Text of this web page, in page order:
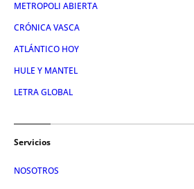
METROPOLI ABIERTA
CRÓNICA VASCA
ATLÁNTICO HOY
HULE Y MANTEL
LETRA GLOBAL
Servicios
NOSOTROS